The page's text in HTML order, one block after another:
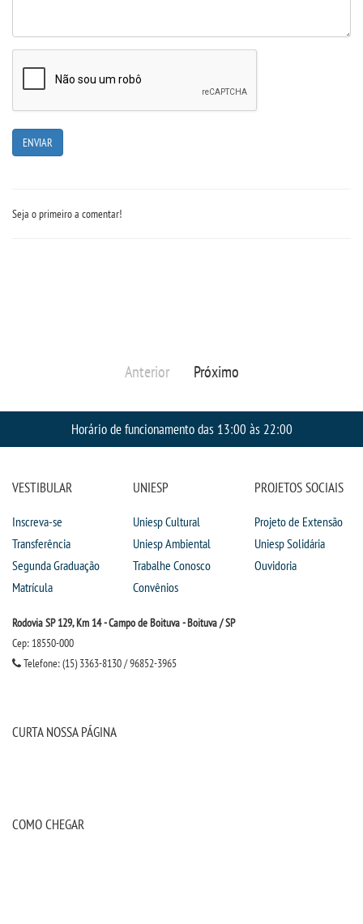
Seja o primeiro a comentar!
Anterior Próximo
Horário de funcionamento das 13:00 às 22:00
VESTIBULAR
Inscreva-se
Transferência
Segunda Graduação
Matrícula
UNIESP
Uniesp Cultural
Uniesp Ambiental
Trabalhe Conosco
Convênios
PROJETOS SOCIAIS
Projeto de Extensão
Uniesp Solidária
Ouvidoria
Rodovia SP 129, Km 14 - Campo de Boituva - Boituva / SP
Cep: 18550-000
Telefone: (15) 3363-8130 / 96852-3965
CURTA NOSSA PÁGINA
COMO CHEGAR